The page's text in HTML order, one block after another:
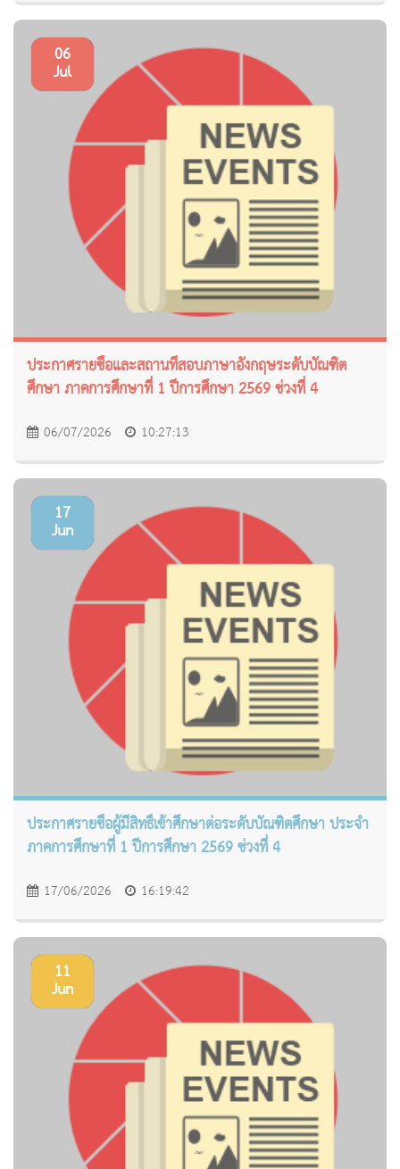
06
Jul
ประกาศรายชื่อและสถานที่สอบภาษาอังกฤษระดับบัณฑิต
ศึกษา ภาคการศึกษาที่ 1 ปีการศึกษา 2569 ช่วงที่ 4
06/07/2026 10:27:13
17
Jun
ประกาศรายชื่อผู้มีสิทธิ์เข้าศึกษาต่อระดับบัณฑิตศึกษา ประจำ
ภาคการศึกษาที่ 1 ปีการศึกษา 2569 ช่วงที่ 4
17/06/2026 16:19:42
11
Jun